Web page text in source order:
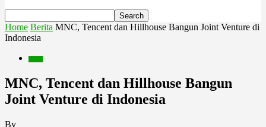
Home Berita MNC, Tencent dan Hillhouse Bangun Joint Venture di
Indonesia
MNC, Tencent dan Hillhouse Bangun
Joint Venture di Indonesia
By